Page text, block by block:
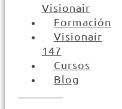
Visionair
Formación
Visionair
147
Cursos
Blog